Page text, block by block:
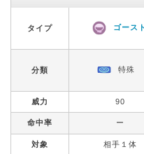
タイプ ゴースト
分類 特殊
威力 90
命中率 ー
対象 相手１体